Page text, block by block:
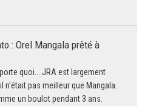
: Orel Mangala prêté à
quoi... JRA est largement
n'était pas meilleur que Mangala.
un boulot pendant 3 ans.